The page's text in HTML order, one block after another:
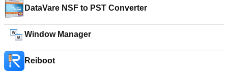
DataVare NSF to PST Converter
Window Manager
Reiboot